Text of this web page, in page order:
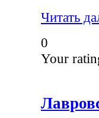
Читать
0
Your